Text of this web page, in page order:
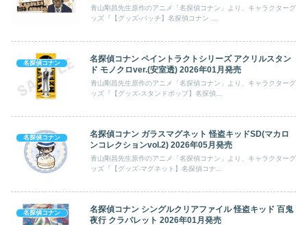
青山剛昌先生原作のアニメ「名探偵コナン」より、キャラクターグ
ッズ『【グッズ-バッチ】名探偵コナン ...
名探偵コナン
名探偵コナン ペイントラクトシリーズ アクリルスタン
ド モノクロver.(安室透) 2026年01月発売
青山剛昌先生原作のアニメ「名探偵コナン」より、キャラクターグ
ッズ『【グッズ-スタンドポップ】名探偵...
名探偵コナン
名探偵コナン ガラスマグネット 怪盗キッドSD(マカロ
ンコレクションvol.2) 2026年05月発売
青山剛昌先生原作のアニメ「名探偵コナン」より、キャラクターグ
ッズ『【グッズ-マグネット】名探偵コナ...
名探偵コナン
名探偵コナン シングルクリアファイル 怪盗キッド 百鬼
夜行 クラパレット 2026年01月発売